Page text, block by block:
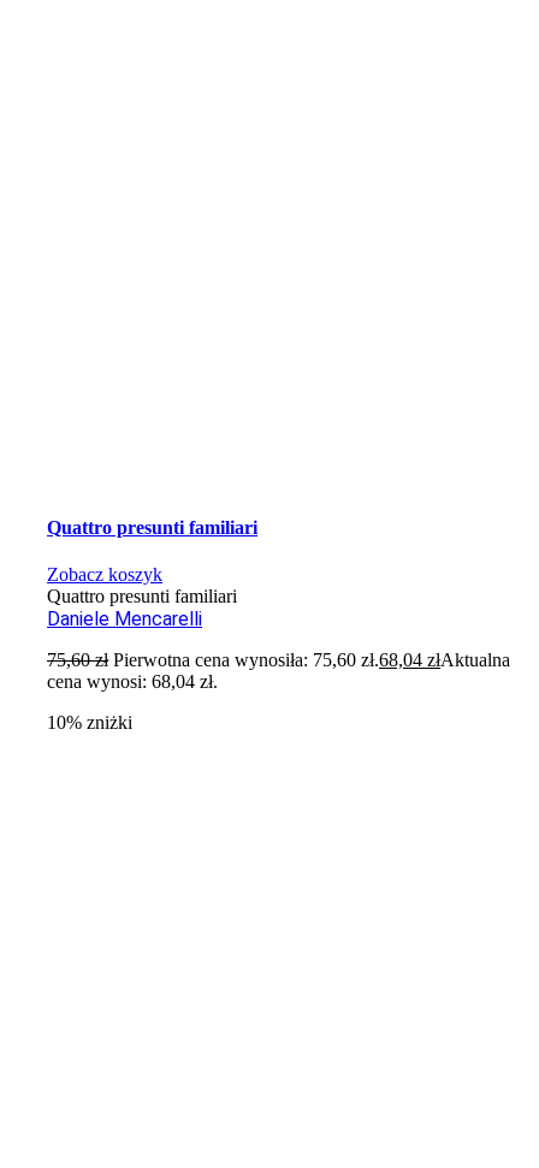
Quattro presunti familiari
Zobacz koszyk
Quattro presunti familiari
Daniele Mencarelli
75,60zł Pierwotna cena wynosiła: 75,60 zł.68,04złAktualna
cena wynosi: 68,04 zł.
10% zniżki